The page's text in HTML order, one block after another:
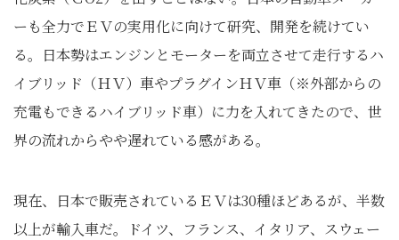
ーも全力でＥＶの実用化に向けて研究、開発を続けてい
る。日本勢はエンジンとモーターを両立させて走行するハ
イブリッド（ＨＶ）車やプラグインＨＶ車（※外部からの
充電もできるハイブリッド車）に力を入れてきたので、世
界の流れからやや遅れている感がある。
現在、日本で販売されているＥＶは30種ほどあるが、半数
以上が輸入車だ。ドイツ、フランス、イタリア、スウェー